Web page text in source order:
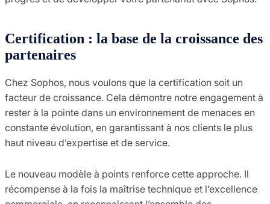
Certification : la base de la croissance des
partenaires
Chez Sophos, nous voulons que la certification soit un
facteur de croissance. Cela démontre notre engagement à
rester à la pointe dans un environnement de menaces en
constante évolution, en garantissant à nos clients le plus
haut niveau d’expertise et de service.
Le nouveau modèle à points renforce cette approche. Il
récompense à la fois la maîtrise technique et l’excellence